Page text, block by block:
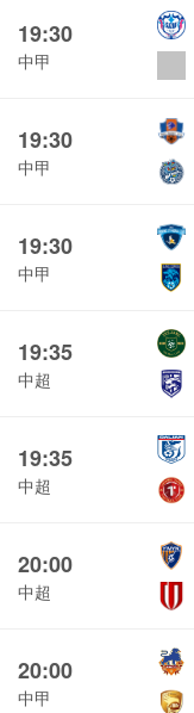
19:30
中甲
19:30
中甲
19:30
中甲
19:35
中超
19:35
中超
20:00
中超
20:00
中甲